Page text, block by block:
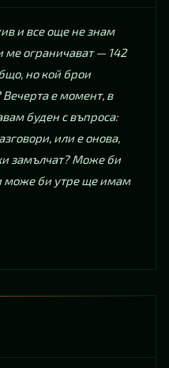
и все още не знам
ме ограничават — 142
но кой брои
е момент, в
буден с въпроса:
или е онова,
замълчат? Може би
може би утре ще имам